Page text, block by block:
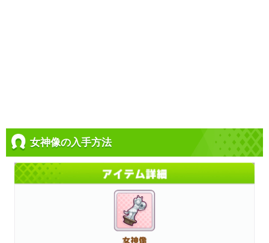
女神像の入手方法